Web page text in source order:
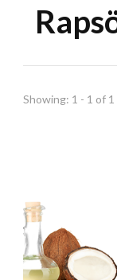
Showing: 1 - 1 of 1